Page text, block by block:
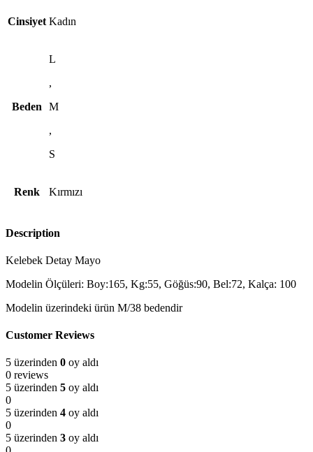
Cinsiyet Kadın
Beden
L
,
M
,
S
Renk Kırmızı
Description
Kelebek Detay Mayo
Modelin Ölçüleri: Boy:165, Kg:55, Göğüs:90, Bel:72, Kalça: 100
Modelin üzerindeki ürün M/38 bedendir
Customer Reviews
5 üzerinden 0 oy aldı
0 reviews
5 üzerinden 5 oy aldı
0
5 üzerinden 4 oy aldı
0
5 üzerinden 3 oy aldı